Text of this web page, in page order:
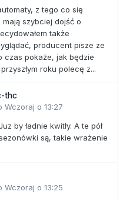
z tego co się
szybciej dojść o
także
producent pisze ze
czas pokaże, jak będzie
roku polecę z...
thc
Wczoraj o 13:27
by ładnie kwitły. A te pół
są, takie wrażenie
Wczoraj o 13:25